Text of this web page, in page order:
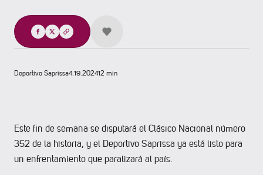
Compartir
Deportivo Saprissa4.19.202412 min
Este fin de semana se disputará el Clásico Nacional número
352 de la historia, y el Deportivo Saprissa ya está listo para
un enfrentamiento que paralizará al país.